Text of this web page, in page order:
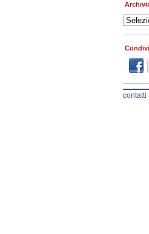
Archivio
Mensile
Notizie
contatti